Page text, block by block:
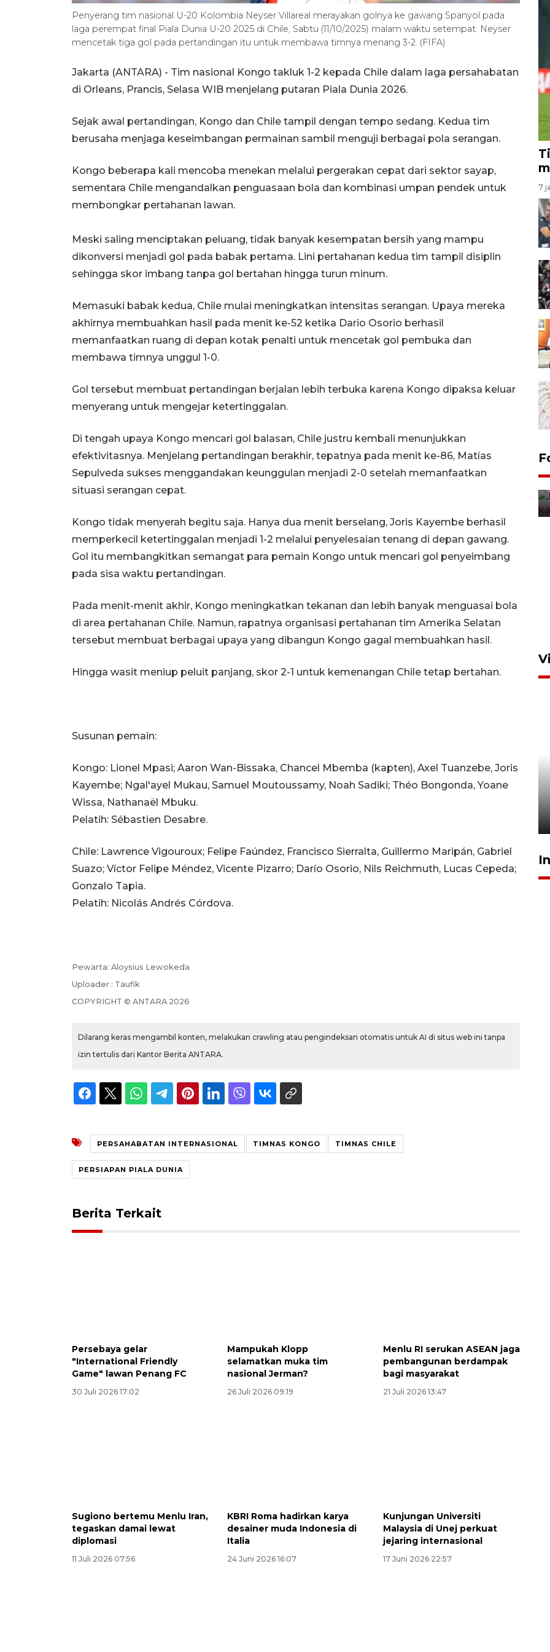
Penyerang tim nasional U-20 Kolombia Neyser Villareal merayakan golnya ke gawang Spanyol pada
laga perempat final Piala Dunia U-20 2025 di Chile, Sabtu (11/10/2025) malam waktu setempat. Neyser
mencetak tiga gol pada pertandingan itu untuk membawa timnya menang 3-2. (FIFA)
Jakarta (ANTARA) - Tim nasional Kongo takluk 1-2 kepada Chile dalam laga persahabatan
di Orleans, Prancis, Selasa WIB menjelang putaran Piala Dunia 2026.
Sejak awal pertandingan, Kongo dan Chile tampil dengan tempo sedang. Kedua tim
berusaha menjaga keseimbangan permainan sambil menguji berbagai pola serangan.
Kongo beberapa kali mencoba menekan melalui pergerakan cepat dari sektor sayap,
sementara Chile mengandalkan penguasaan bola dan kombinasi umpan pendek untuk
membongkar pertahanan lawan.
Meski saling menciptakan peluang, tidak banyak kesempatan bersih yang mampu
dikonversi menjadi gol pada babak pertama. Lini pertahanan kedua tim tampil disiplin
sehingga skor imbang tanpa gol bertahan hingga turun minum.
Memasuki babak kedua, Chile mulai meningkatkan intensitas serangan. Upaya mereka
akhirnya membuahkan hasil pada menit ke-52 ketika Dario Osorio berhasil
memanfaatkan ruang di depan kotak penalti untuk mencetak gol pembuka dan
membawa timnya unggul 1-0.
Gol tersebut membuat pertandingan berjalan lebih terbuka karena Kongo dipaksa keluar
menyerang untuk mengejar ketertinggalan.
Di tengah upaya Kongo mencari gol balasan, Chile justru kembali menunjukkan
efektivitasnya. Menjelang pertandingan berakhir, tepatnya pada menit ke-86, Matías
Sepulveda sukses menggandakan keunggulan menjadi 2-0 setelah memanfaatkan
situasi serangan cepat.
Kongo tidak menyerah begitu saja. Hanya dua menit berselang, Joris Kayembe berhasil
memperkecil ketertinggalan menjadi 1-2 melalui penyelesaian tenang di depan gawang.
Gol itu membangkitkan semangat para pemain Kongo untuk mencari gol penyeimbang
pada sisa waktu pertandingan.
Pada menit-menit akhir, Kongo meningkatkan tekanan dan lebih banyak menguasai bola
di area pertahanan Chile. Namun, rapatnya organisasi pertahanan tim Amerika Selatan
tersebut membuat berbagai upaya yang dibangun Kongo gagal membuahkan hasil.
Hingga wasit meniup peluit panjang, skor 2-1 untuk kemenangan Chile tetap bertahan.
Susunan pemain:
Kongo: Lionel Mpasi; Aaron Wan-Bissaka, Chancel Mbemba (kapten), Axel Tuanzebe, Joris
Kayembe; Ngal'ayel Mukau, Samuel Moutoussamy, Noah Sadiki; Théo Bongonda, Yoane
Wissa, Nathanaël Mbuku.
Pelatih: Sébastien Desabre.
Chile: Lawrence Vigouroux; Felipe Faúndez, Francisco Sierralta, Guillermo Maripán, Gabriel
Suazo; Víctor Felipe Méndez, Vicente Pizarro; Darío Osorio, Nils Reichmuth, Lucas Cepeda;
Gonzalo Tapia.
Pelatih: Nicolás Andrés Córdova.
Pewarta: Aloysius Lewokeda
Uploader : Taufik
COPYRIGHT © ANTARA 2026
Dilarang keras mengambil konten, melakukan crawling atau pengindeksan otomatis untuk AI di situs web ini tanpa
izin tertulis dari Kantor Berita ANTARA.
PERSAHABATAN INTERNASIONAL TIMNAS KONGO TIMNAS CHILE
PERSIAPAN PIALA DUNIA
Berita Terkait
Persebaya gelar
"International Friendly
Game" lawan Penang FC
30 Juli 2026 17:02
Mampukah Klopp
selamatkan muka tim
nasional Jerman?
26 Juli 2026 09:19
Menlu RI serukan ASEAN jaga
pembangunan berdampak
bagi masyarakat
21 Juli 2026 13:47
Sugiono bertemu Menlu Iran,
tegaskan damai lewat
diplomasi
11 Juli 2026 07:56
KBRI Roma hadirkan karya
desainer muda Indonesia di
Italia
24 Juni 2026 16:07
Kunjungan Universiti
Malaysia di Unej perkuat
jejaring internasional
17 Juni 2026 22:57
7
Uji fungsi jembatan kereta api
di Jember
BNPB optimalkan penguatan
Desa Tangguh Bencana di